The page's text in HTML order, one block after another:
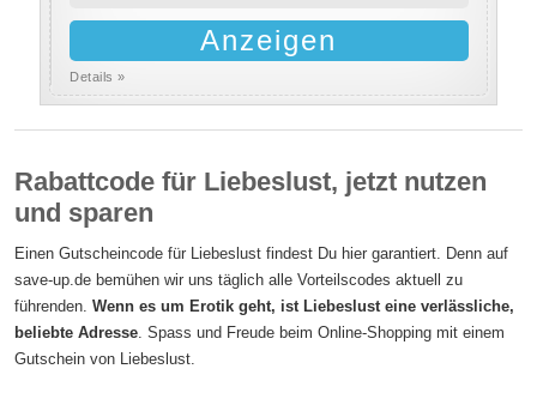
Anzeigen
Details »
Rabattcode für Liebeslust, jetzt nutzen
und sparen
Einen Gutscheincode für Liebeslust findest Du hier garantiert. Denn auf
save-up.de bemühen wir uns täglich alle Vorteilscodes aktuell zu
führenden.Wenn es um Erotik geht, ist Liebeslust eine verlässliche,
beliebte Adresse. Spass und Freude beim Online-Shopping mit einem
Gutschein von Liebeslust.